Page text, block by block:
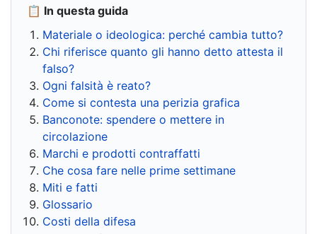
📋 In questa guida
Materiale o ideologica: perché cambia tutto?
Chi riferisce quanto gli hanno detto attesta il
falso?
Ogni falsità è reato?
Come si contesta una perizia grafica
Banconote: spendere o mettere in
circolazione
Marchi e prodotti contraffatti
Che cosa fare nelle prime settimane
Miti e fatti
Glossario
Costi della difesa